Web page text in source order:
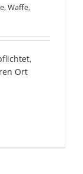
,Waffe,
Ort